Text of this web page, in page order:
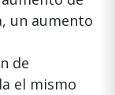
un aumento
de
el mismo